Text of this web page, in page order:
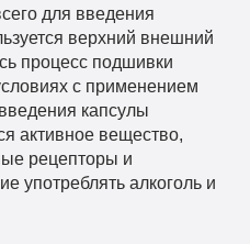
для введения
верхний внешний
процесс подшивки
с применением
капсулы
активное вещество,
рецепторы и
употреблять алкоголь и